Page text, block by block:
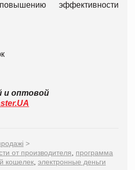
эффективности
и оптовой
>
от производителя
программа
кошелек электронные деньги